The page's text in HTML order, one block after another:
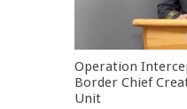
Operation
Border Chief
Unit